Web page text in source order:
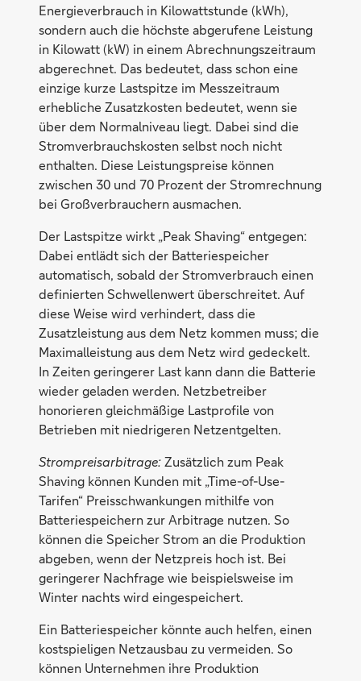
Energieverbrauch in Kilowattstunde (kWh),
sondern auch die höchste abgerufene Leistung
in Kilowatt (kW) in einem Abrechnungszeitraum
abgerechnet. Das bedeutet, dass schon eine
einzige kurze Lastspitze im Messzeitraum
erhebliche Zusatzkosten bedeutet, wenn sie
über dem Normalniveau liegt. Dabei sind die
Stromverbrauchskosten selbst noch nicht
enthalten. Diese Leistungspreise können
zwischen 30 und 70 Prozent der Stromrechnung
bei Großverbrauchern ausmachen.
Der Lastspitze wirkt „Peak Shaving“ entgegen:
Dabei entlädt sich der Batteriespeicher
automatisch, sobald der Stromverbrauch einen
definierten Schwellenwert überschreitet. Auf
diese Weise wird verhindert, dass die
Zusatzleistung aus dem Netz kommen muss; die
Maximalleistung aus dem Netz wird gedeckelt.
In Zeiten geringerer Last kann dann die Batterie
wieder geladen werden. Netzbetreiber
honorieren gleichmäßige Lastprofile von
Betrieben mit niedrigeren Netzentgelten.
Strompreisarbitrage:Zusätzlich zum Peak
Shaving können Kunden mit „Time-of-Use-
Tarifen“ Preisschwankungen mithilfe von
Batteriespeichern zur Arbitrage nutzen. So
können die Speicher Strom an die Produktion
abgeben, wenn der Netzpreis hoch ist. Bei
geringerer Nachfrage wie beispielsweise im
Winter nachts wird eingespeichert.
Ein Batteriespeicher könnte auch helfen, einen
kostspieligen Netzausbau zu vermeiden. So
können Unternehmen ihre Produktion